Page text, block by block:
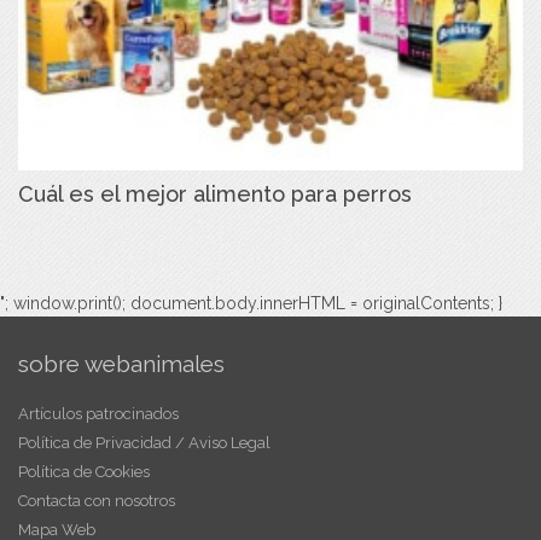
Cuál es el mejor alimento para perros
"; window.print(); document.body.innerHTML = originalContents; }
sobre webanimales
Artículos patrocinados
Política de Privacidad / Aviso Legal
Política de Cookies
Contacta con nosotros
Mapa Web